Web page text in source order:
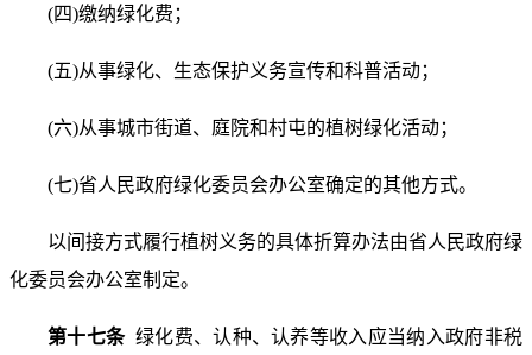
(四)缴纳绿化费；
(五)从事绿化、生态保护义务宣传和科普活动；
(六)从事城市街道、庭院和村屯的植树绿化活动；
(七)省人民政府绿化委员会办公室确定的其他方式。
以间接方式履行植树义务的具体折算办法由省人民政府绿
化委员会办公室制定。
第十七条 绿化费、认种、认养等收入应当纳入政府非税